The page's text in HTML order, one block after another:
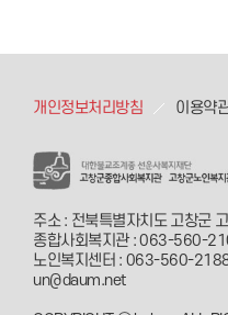
개인정보처리방침 이용약
주소 : 전북특별자치도 고창군
종합사회복지관 : 063-560-
노인복지센터 : 063-560-
un@daum.net